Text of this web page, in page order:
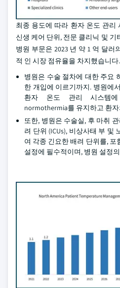
최종 용도에 따라 환자 온도 관리
신생 케어 단위, 전문 클리닉 및
병원 부문은 2023 년 약 1 억 달러
적 인 시장 점유율을 차지했습니다.
병원은 수술 절차에 대한 주요
한 개입에 이르기까지. 병원에
환자 온도 관리 시스템
normothermia를 유지하고 환
또한, 병원은 수술실, 후 마취
려 단위 (ICUs), 비상사태 부 및
여 각종 긴요한 배려 단위를,
설정에 필수적이며, 병원 설정